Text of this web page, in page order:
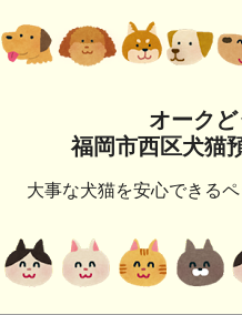
オーク
福岡市西区犬猫
大事な犬猫を安心できる